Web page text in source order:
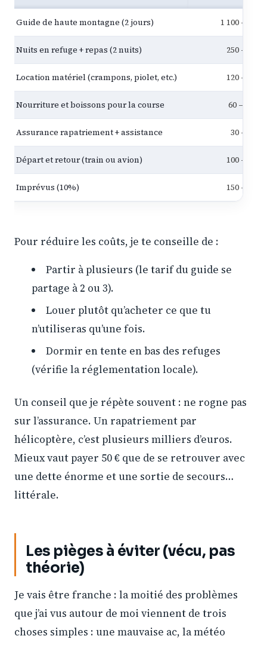
Guide de haute montagne (2 jours) 1 100 – 1 600
Nuits en refuge + repas (2 nuits) 250 – 400
Location matériel (crampons, piolet, etc.) 120 – 180
Nourriture et boissons pour la course 60 – 100
Assurance rapatriement + assistance 30 – 60
Départ et retour (train ou avion) 100 – 300
Imprévus (10%) 150 – 300
Pour réduire les coûts, je te conseille de :
Partir à plusieurs (le tarif du guide se
partage à 2 ou 3).
Louer plutôt qu’acheter ce que tu
n’utiliseras qu’une fois.
Dormir en tente en bas des refuges
(vérifie la réglementation locale).
Un conseil que je répète souvent : ne rogne pas
sur l’assurance. Un rapatriement par
hélicoptère, c’est plusieurs milliers d’euros.
Mieux vaut payer 50 € que de se retrouver avec
une dette énorme et une sortie de secours…
littérale.
Les pièges à éviter (vécu, pas
théorie)
Je vais être franche : la moitié des problèmes
que j’ai vus autour de moi viennent de trois
choses simples : une mauvaise ac, la météo